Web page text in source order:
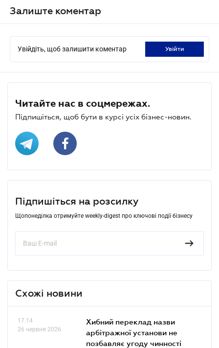
Залиште коментар
Увійдіть, щоб залишити коментар увійти
Читайте нас в соцмережах.
Підпишіться, щоб бути в курсі усіх бізнес-новин.
Підпишіться на розсилку
Щопонеділка отримуйте weekly-digest про ключові події бізнесу
Схожі новини
17.14
26 червня 2026
Хибний переклад назви
арбітражної установи не
позбавляє угоду чинності